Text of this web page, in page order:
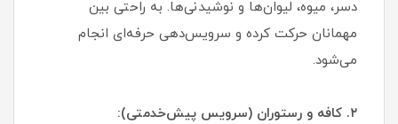
دسر، میوه، لیوان‌ها و نوشیدنی‌ها. به راحتی بین
مهمانان حرکت کرده و سرویس‌دهی حرفه‌ای انجام
می‌شود.
۲. کافه و رستوران (سرویس پیش‌خدمتی):